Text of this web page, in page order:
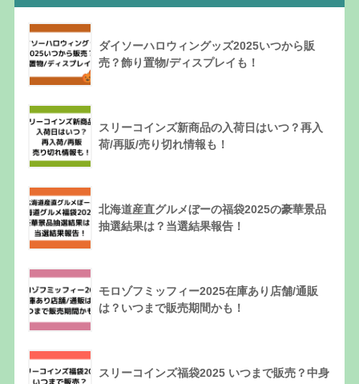
ダイソーハロウィングッズ2025いつから販
売？飾り置物/ディスプレイも！
スリーコインズ新商品の入荷日はいつ？再入
荷/再販/売り切れ情報も！
北海道産直グルメぼーの福袋2025の豪華景品
抽選結果は？当選結果報告！
モロゾフミッフィー2025在庫あり店舗/通販
は？いつまで販売期間かも！
スリーコインズ福袋2025 いつまで販売？中身